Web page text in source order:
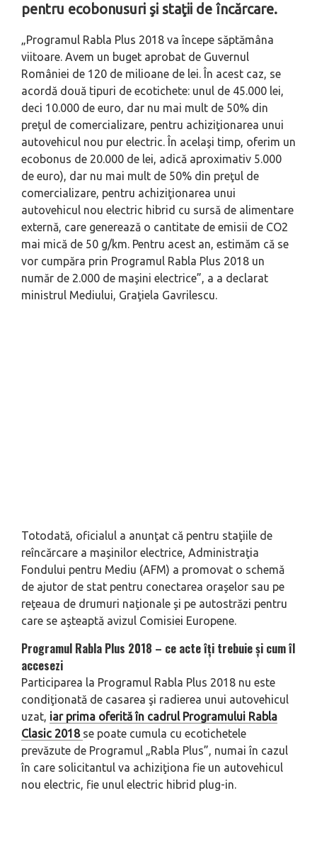
pentru ecobonusuri şi staţii de încărcare.
„Programul Rabla Plus 2018 va începe săptămâna
viitoare. Avem un buget aprobat de Guvernul
României de 120 de milioane de lei. În acest caz, se
acordă două tipuri de ecotichete: unul de 45.000 lei,
deci 10.000 de euro, dar nu mai mult de 50% din
preţul de comercializare, pentru achiziţionarea unui
autovehicul nou pur electric. În acelaşi timp, oferim un
ecobonus de 20.000 de lei, adică aproximativ 5.000
de euro), dar nu mai mult de 50% din preţul de
comercializare, pentru achiziţionarea unui
autovehicul nou electric hibrid cu sursă de alimentare
externă, care generează o cantitate de emisii de CO2
mai mică de 50 g/km. Pentru acest an, estimăm că se
vor cumpăra prin Programul Rabla Plus 2018 un
număr de 2.000 de maşini electrice”, a a declarat
ministrul Mediului, Graţiela Gavrilescu.
Totodată, oficialul a anunţat că pentru staţiile de
reîncărcare a maşinilor electrice, Administraţia
Fondului pentru Mediu (AFM) a promovat o schemă
de ajutor de stat pentru conectarea oraşelor sau pe
reţeaua de drumuri naţionale şi pe autostrăzi pentru
care se aşteaptă avizul Comisiei Europene.
Programul Rabla Plus 2018 – ce acte îţi trebuie şi cum îl
accesezi
Participarea la Programul Rabla Plus 2018 nu este
condiţionată de casarea şi radierea unui autovehicul
uzat, iar prima oferită în cadrul Programului Rabla
Clasic 2018 se poate cumula cu ecotichetele
prevăzute de Programul „Rabla Plus”, numai în cazul
în care solicitantul va achiziţiona fie un autovehicul
nou electric, fie unul electric hibrid plug-in.